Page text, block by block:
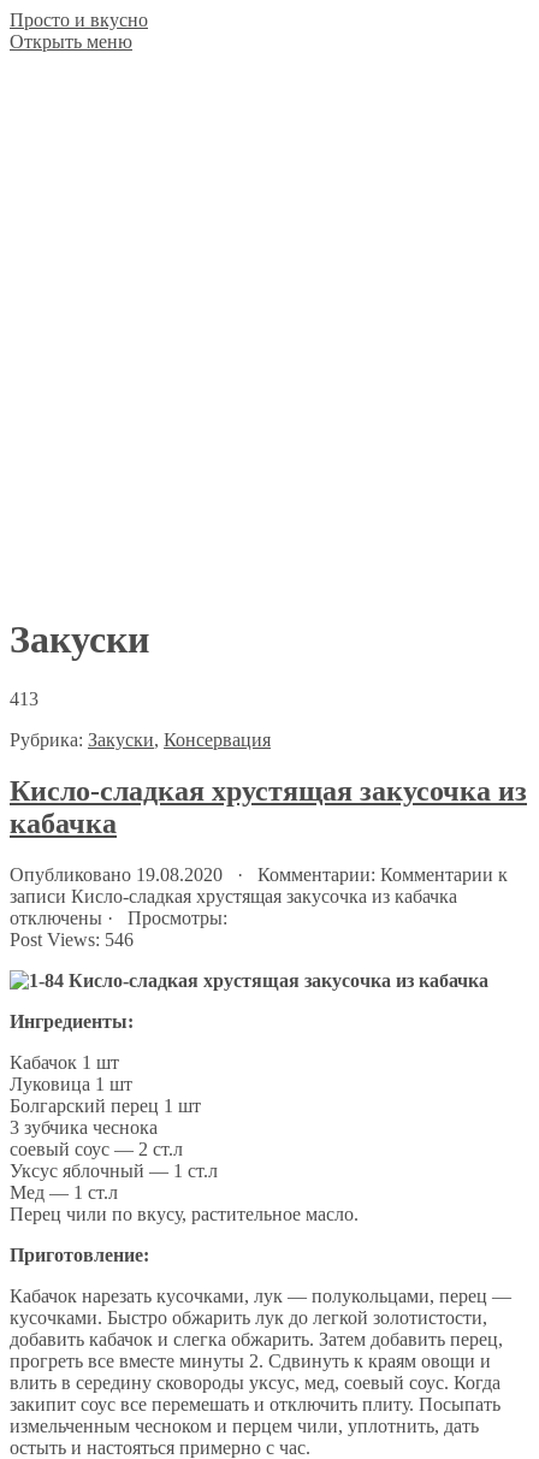
Просто и вкусно
Открыть меню
Закуски
413
Рубрика: Закуски, Консервация
Кисло-сладкая хрустящая закусочка из
кабачка
Опубликовано 19.08.2020 · Комментарии: Комментарии к
записи Кисло-сладкая хрустящая закусочка из кабачка
отключены · Просмотры:
Post Views: 546
Ингредиенты:
Кабачок 1 шт
Луковица 1 шт
Болгарский перец 1 шт
3 зубчика чеснока
соевый соус — 2 ст.л
Уксус яблочный — 1 ст.л
Мед — 1 ст.л
Перец чили по вкусу, растительное масло.
Приготовление:
Кабачок нарезать кусочками, лук — полукольцами, перец —
кусочками. Быстро обжарить лук до легкой золотистости,
добавить кабачок и слегка обжарить. Затем добавить перец,
прогреть все вместе минуты 2. Сдвинуть к краям овощи и
влить в середину сковороды уксус, мед, соевый соус. Когда
закипит соус все перемешать и отключить плиту. Посыпать
измельченным чесноком и перцем чили, уплотнить, дать
остыть и настояться примерно с час.